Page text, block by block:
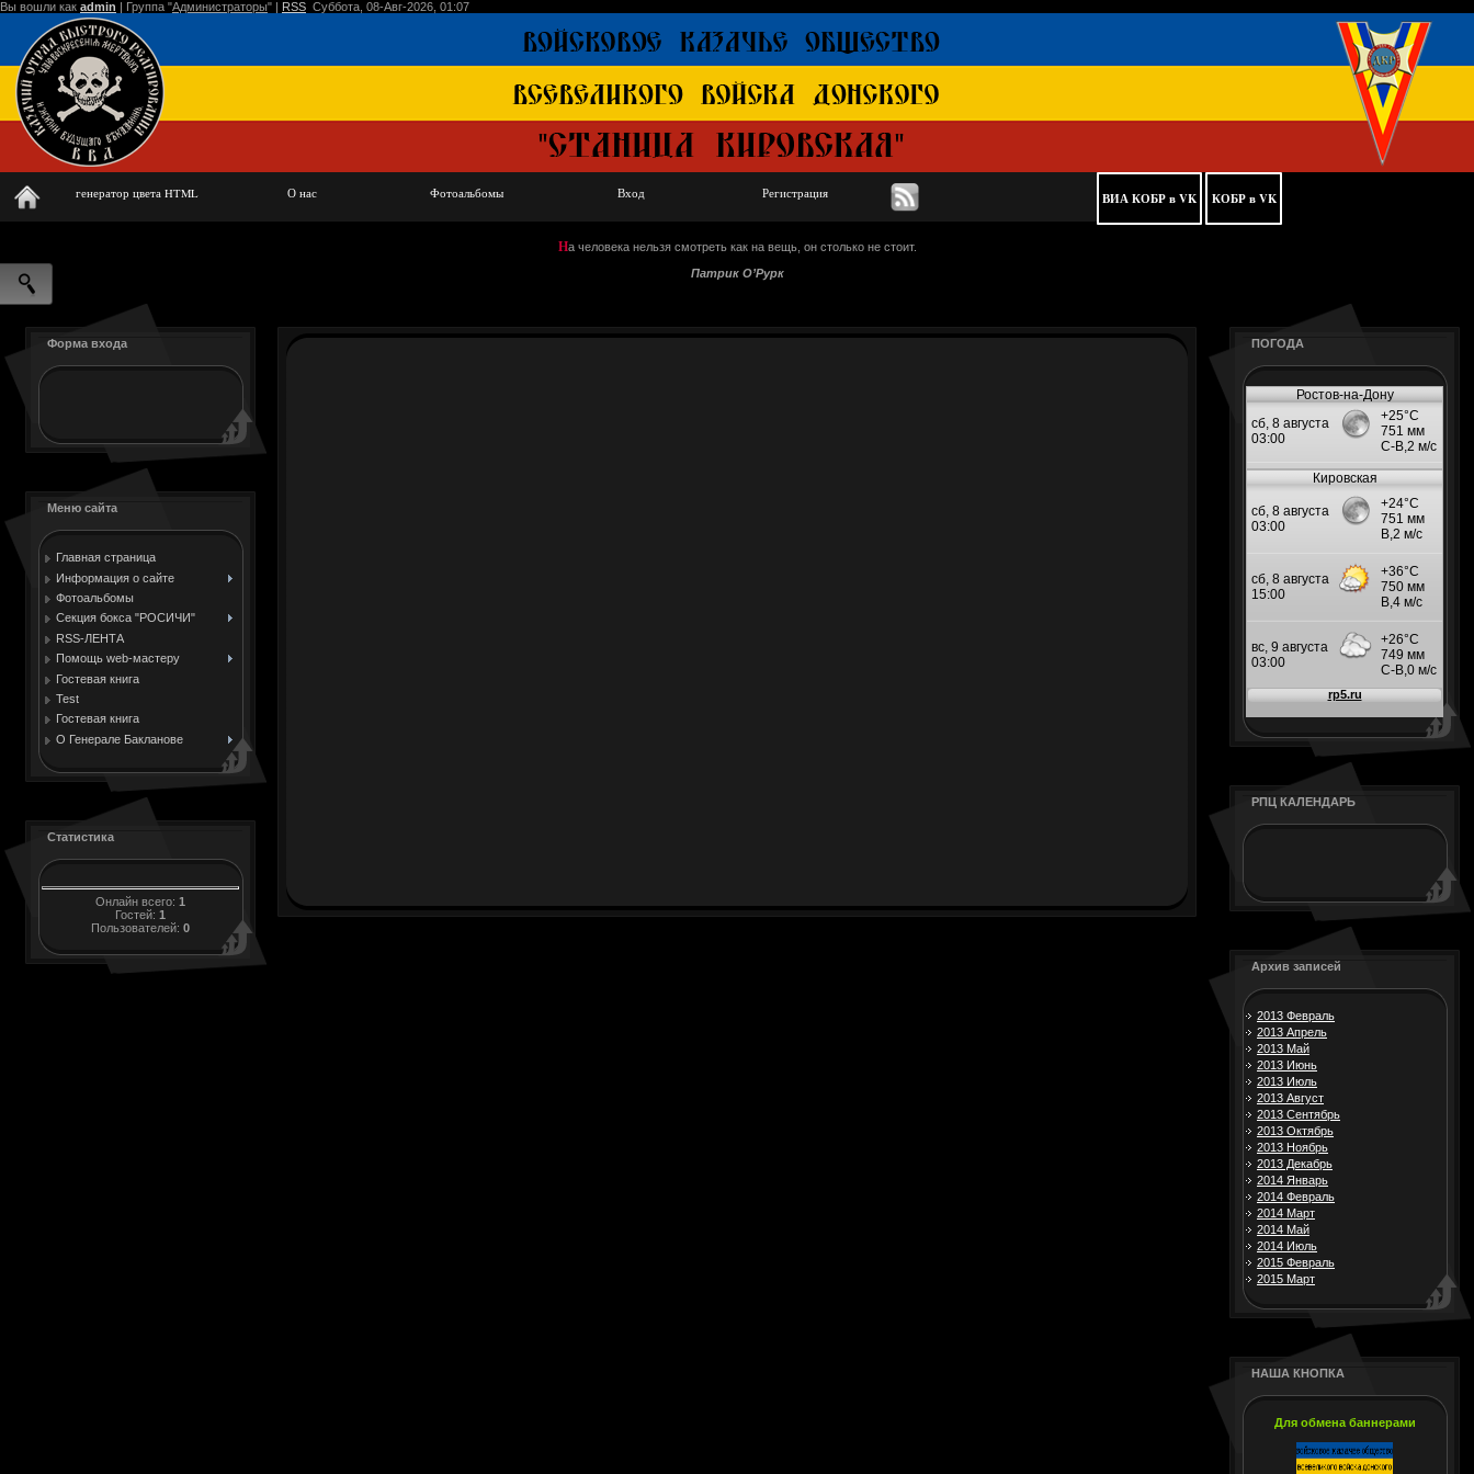
Вы вошли как admin | Группа "Администраторы" | RSS Суббота, 08-Авг-2026, 01:07
генератор цвета HTML О нас Фотоальбомы Вход Регистрация ВИА КОБР в VK КОБР в VK
На человека нельзя смотреть как на вещь, он столько не стоит.
Патрик О’Рурк
Форма входа
Меню сайта
Главная страница
Информация о сайте
Фотоальбомы
Секция бокса "РОСИЧИ"
RSS-ЛЕНТА
Помощь web-мастеру
Гостевая книга
Test
Гостевая книга
О Генерале Бакланове
Статистика
Онлайн всего: 1
Гостей: 1
Пользователей: 0
ПОГОДА
Ростов-на-Дону
Кировская
РПЦ КАЛЕНДАРЬ
Архив записей
2013 Февраль
2013 Апрель
2013 Май
2013 Июнь
2013 Июль
2013 Август
2013 Сентябрь
2013 Октябрь
2013 Ноябрь
2013 Декабрь
2014 Январь
2014 Февраль
2014 Март
2014 Май
2014 Июль
2015 Февраль
2015 Март
НАША КНОПКА
Для обмена баннерами